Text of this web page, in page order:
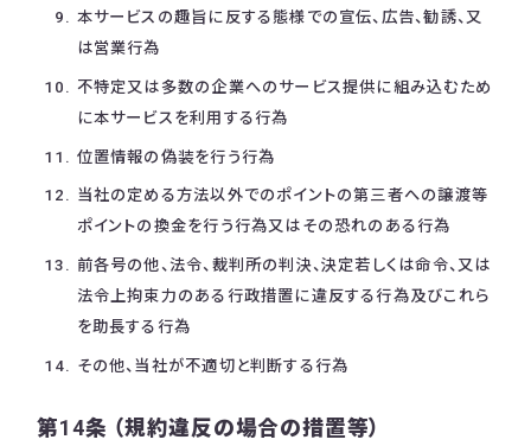
本サービスの趣旨に反する態様での宣伝、広告、勧誘、又
は営業行為
不特定又は多数の企業へのサービス提供に組み込むため
に本サービスを利用する行為
位置情報の偽装を行う行為
当社の定める方法以外でのポイントの第三者への譲渡等
ポイントの換金を行う行為又はその恐れのある行為
前各号の他、法令、裁判所の判決、決定若しくは命令、又は
法令上拘束力のある行政措置に違反する行為及びこれら
を助長する行為
その他、当社が不適切と判断する行為
第14条 （規約違反の場合の措置等）